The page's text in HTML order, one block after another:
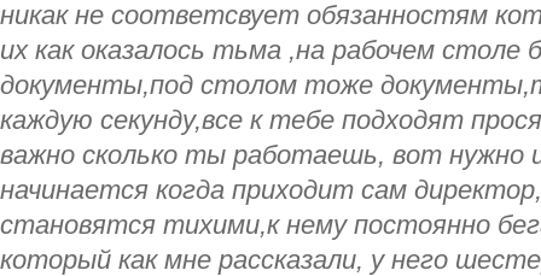
никак не соответсвует обязанностям
их как оказалось тьма ,на рабочем столе
документы,под столом тоже
каждую секунду,все к тебе подходят
важно сколько ты работаешь, вот нужно
начинается когда приходит сам
становятся тихими,к нему постоянно
который как мне рассказали, у него